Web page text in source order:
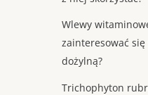
Wlewy
zainteresować
dożylną?
Trichophyton